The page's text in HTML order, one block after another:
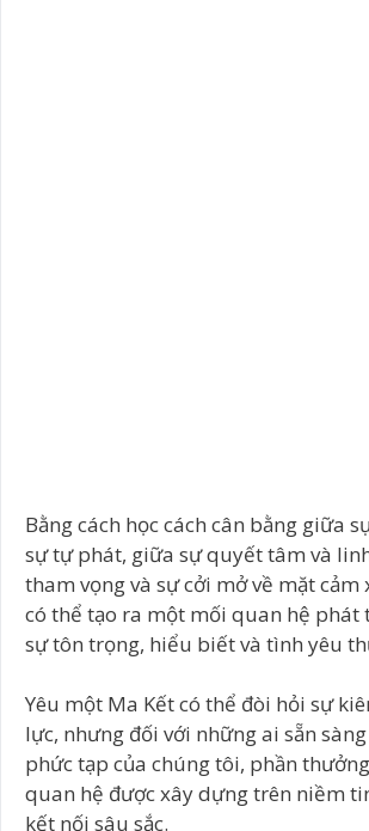
Bằng cách học cách cân bằng giữa
sự tự phát, giữa sự quyết tâm và
tham vọng và sự cởi mở về mặt cảm
có thể tạo ra một mối quan hệ phát
sự tôn trọng, hiểu biết và tình yêu
Yêu một Ma Kết có thể đòi hỏi sự
lực, nhưng đối với những ai sẵn
phức tạp của chúng tôi, phần
quan hệ được xây dựng trên niềm
kết nối sâu sắc.